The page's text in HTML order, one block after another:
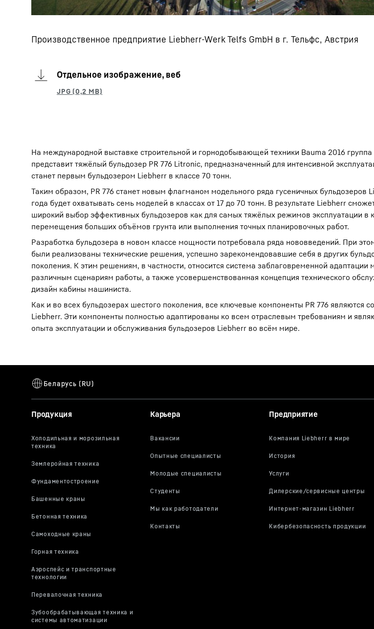
Производственное предприятие Liebherr-Werk Telfs GmbH в г. Тельфс, Австрия
Отдельное изображение, веб
На международной выставке строительной и горнодобывающей техники Bauma 2016
представит тяжёлый бульдозер PR 776 Litronic, предназначенный для интенсивной
станет первым бульдозером Liebherr в классе 70 тонн.
Таким образом, PR 776 станет новым флагманом модельного ряда гусеничных бульдозеров
года будет охватывать семь моделей в классах от 17 до 70 тонн. В результате Liebherr
широкий выбор эффективных бульдозеров как для самых тяжёлых режимов эксплуатации в
перемещения больших объёмов грунта или выполнения точных планировочных работ.
Разработка бульдозера в новом классе мощности потребовала ряда нововведений. При
были реализованы технические решения, успешно зарекомендовавшие себя в других
поколения. К этим решениям, в частности, относится система заблаговременной адаптации
различным сценариям работы, а также усовершенствованная концепция технического
дизайн кабины машиниста.
Как и во всех бульдозерах шестого поколения, все ключевые компоненты PR 776 являются
Liebherr. Эти компоненты полностью адаптированы ко всем отраслевым требованиям и
опыта эксплуатации и обслуживания бульдозеров Liebherr во всём мире.
Продукция Карьера Предприятие